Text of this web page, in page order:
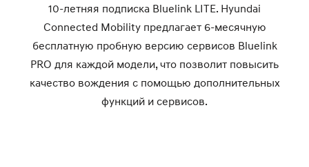
10-летняя подписка Bluelink LITE. Hyundai
Connected Mobility предлагает 6-месячную
бесплатную пробную версию сервисов Bluelink
PRO для каждой модели, что позволит повысить
качество вождения с помощью дополнительных
функций и сервисов.